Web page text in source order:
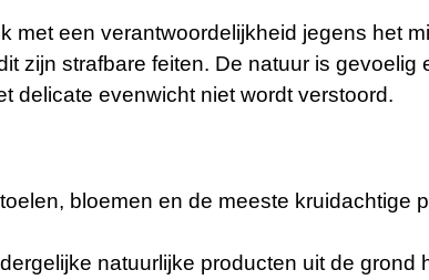
met een verantwoordelijkheid jegens het
zijn strafbare feiten. De natuur is
delicate evenwicht niet wordt verstoord.
bloemen en de meeste
natuurlijke producten uit de grond